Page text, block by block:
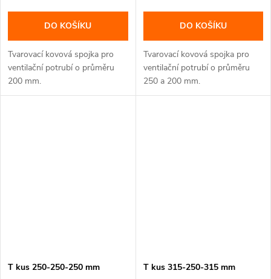
DO KOŠÍKU
Tvarovací kovová spojka pro
ventilační potrubí o průměru
200 mm.
DO KOŠÍKU
Tvarovací kovová spojka pro
ventilační potrubí o průměru
250 a 200 mm.
T kus 250-250-250 mm T kus 315-250-315 mm